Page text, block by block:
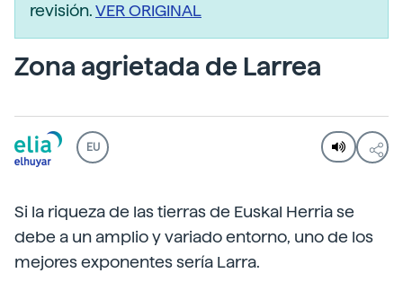
revisión.VER ORIGINAL
Zona agrietada de Larrea
EU
Si la riqueza de las tierras de Euskal Herria se
debe a un amplio y variado entorno, uno de los
mejores exponentes sería Larra.